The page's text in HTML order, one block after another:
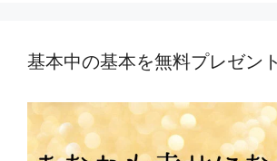
基本中の基本を無料プレゼン